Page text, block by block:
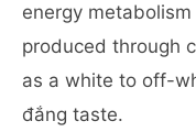
energy
produced through
as a white to off-
đắng taste.